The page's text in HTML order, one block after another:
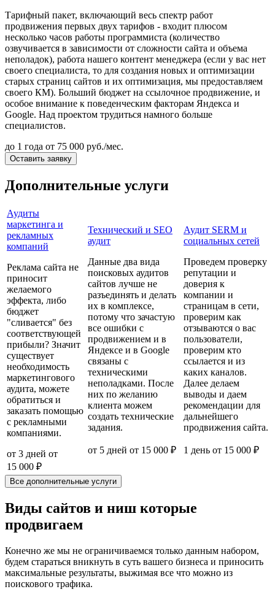
Тарифный пакет, включающий весь спектр работ
продвижения первых двух тарифов - входит плюсом
несколько часов работы программиста (количество
озвучивается в зависимости от сложности сайта и объема
неполадок), работа нашего контент менеджера (если у вас нет
своего специалиста, то для создания новых и оптимизации
старых страниц сайтов и их оптимизация, мы предоставляем
своего КМ). Больший бюджет на ссылочное продвижение, и
особое внимание к поведенческим факторам Яндекса и
Google. Над проектом трудиться намного больше
специалистов.
до 1 года от 75 000 руб./мес.
Оставить заявку
Дополнительные услуги
Аудиты
маркетинга и
рекламных
компаний
Реклама сайта не
приносит
желаемого
эффекта, либо
бюджет
"сливается" без
соответствующей
прибыли? Значит
существует
необходимость
маркетингового
аудита, можете
обратиться и
заказать помощью
с рекламными
компаниями.
от 3 дней от
15 000 ₽
Технический и SEO
аудит
Данные два вида
поисковых аудитов
сайтов лучше не
разъединять и делать
их в комплексе,
потому что зачастую
все ошибки с
продвижением и в
Яндексе и в Google
связаны с
техническими
неполадками. После
них по желанию
клиента можем
создать технические
задания.
от 5 дней от 15 000 ₽
Аудит SERM и
социальных сетей
Проведем проверку
репутации и
доверия к
компании и
страницам в сети,
проверим как
отзываются о вас
пользователи,
проверим кто
ссылается и из
каких каналов.
Далее делаем
выводы и даем
рекомендации для
дальнейшего
продвижения сайта.
1 день от 15 000 ₽
Все дополнительные услуги
Виды сайтов и ниш которые
продвигаем
Конечно же мы не ограничиваемся только данным набором,
будем стараться вникнуть в суть вашего бизнеса и приносить
максимальные результаты, выжимая все что можно из
поискового трафика.